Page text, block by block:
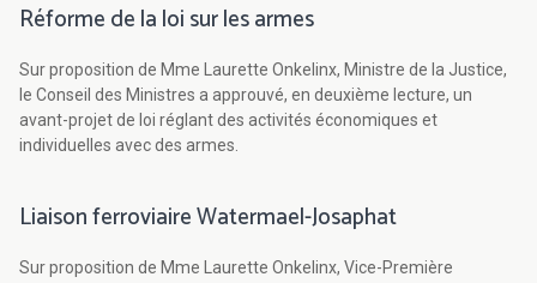
Réforme de la loi sur les armes
Sur proposition de Mme Laurette Onkelinx, Ministre de la Justice,
le Conseil des Ministres a approuvé, en deuxième lecture, un
avant-projet de loi réglant des activités économiques et
individuelles avec des armes.
Liaison ferroviaire Watermael-Josaphat
Sur proposition de Mme Laurette Onkelinx, Vice-Première